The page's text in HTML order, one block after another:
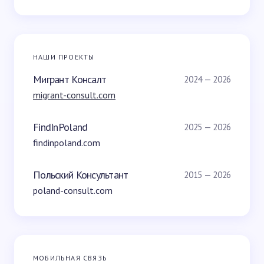
НАШИ ПРОЕКТЫ
Мигрант Консалт 2024 — 2026
migrant-consult.com
FindInPoland 2025 — 2026
findinpoland.com
Польский Консультант 2015 — 2026
poland-consult.com
МОБИЛЬНАЯ СВЯЗЬ